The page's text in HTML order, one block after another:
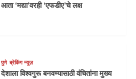
आता ‘मद्या’वरही ‘एफडीए’चे लक्ष
पुणे ब्रेकिंग न्यूज़
देशाला विश्वगुरू बनवण्यासाठी वंचितांना मुख्य